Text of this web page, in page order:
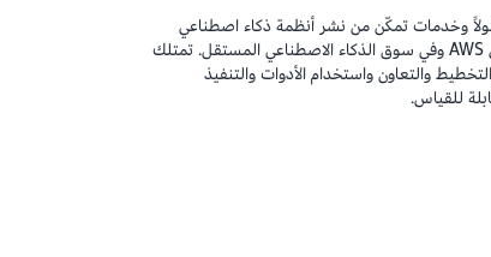
وخدمات تمكّن من نشر أنظمة ذكاء اصطناعي
مستقل بدرجة إنتاجية بشكل آمن وموثوق على AWS وفي سوق الذكاء الاصطناعي المستقل. تمتلك
والتعاون واستخدام الأدوات والتنفيذ
للقياس.